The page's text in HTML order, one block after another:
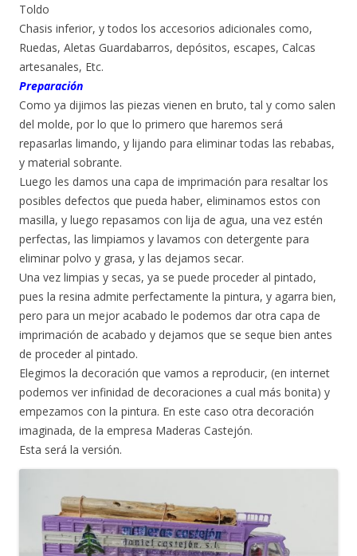
Toldo
Chasis inferior, y todos los accesorios adicionales como,
Ruedas, Aletas Guardabarros, depósitos, escapes, Calcas
artesanales, Etc.
Preparación
Como ya dijimos las piezas vienen en bruto, tal y como salen
del molde, por lo que lo primero que haremos será
repasarlas limando, y lijando para eliminar todas las rebabas,
y material sobrante.
Luego les damos una capa de imprimación para resaltar los
posibles defectos que pueda haber, eliminamos estos con
masilla, y luego repasamos con lija de agua, una vez estén
perfectas, las limpiamos y lavamos con detergente para
eliminar polvo y grasa, y las dejamos secar.
Una vez limpias y secas, ya se puede proceder al pintado,
pues la resina admite perfectamente la pintura, y agarra bien,
pero para un mejor acabado le podemos dar otra capa de
imprimación de acabado y dejamos que se seque bien antes
de proceder al pintado.
Elegimos la decoración que vamos a reproducir, (en internet
podemos ver infinidad de decoraciones a cual más bonita) y
empezamos con la pintura. En este caso otra decoración
imaginada, de la empresa Maderas Castejón.
Esta será la versión.